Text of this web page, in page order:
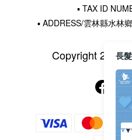
▪ TAX ID
▪ ADDRESS/雲林縣水林
Copyright 2015長